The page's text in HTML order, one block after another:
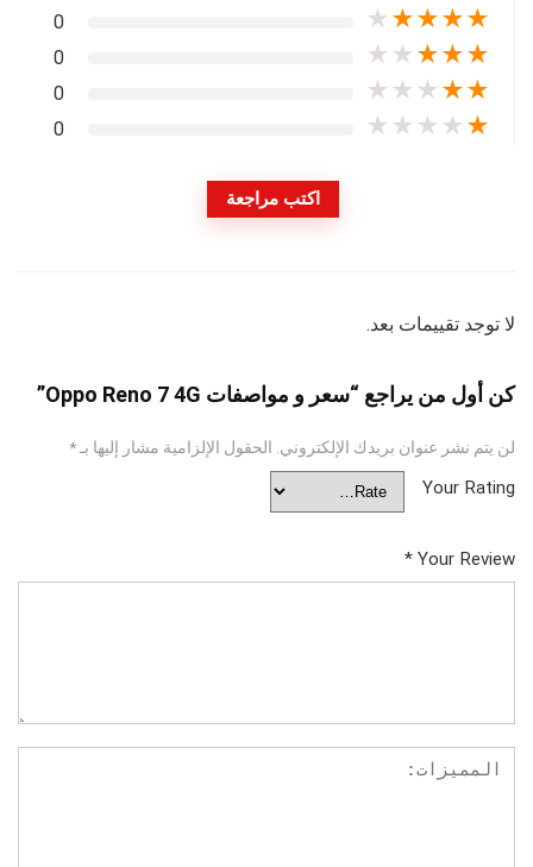
★
★
★
★
★
0
★
★
★
★
★
0
★
★
★
★
★
0
★
★
★
★
★
0
اكتب مراجعة
لا توجد تقييمات بعد.
كن أول من يراجع “سعر و مواصفات Oppo Reno 7 4G”
لن يتم نشر عنوان بريدك الإلكتروني. الحقول الإلزامية مشار إليها بـ*
Your Rating
Your Review
*